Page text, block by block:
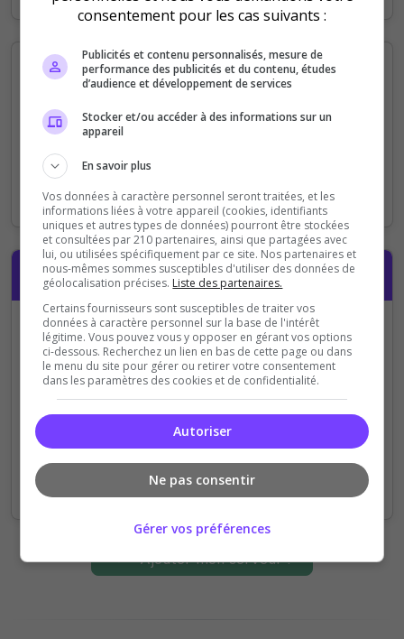
Informations supplémentaires
Chaîne Twitch
https://www.twitch.tv/
Optionnel : ajoutez votre chaîne Twitch pour promouvoir
vos streams
Compte
Avez-vous déjà un compte ?
Je me connecte avec
mon compteTop-
Serveurs
Je crée mon
compte (en 10
secondes)
Ajouter mon serveur !
consentement pour les cas suivants :
Publicités et contenu personnalisés, mesure de
performance des publicités et du contenu, études
d’audience et développement de services
Stocker et/ou accéder à des informations sur un
appareil
En savoir plus
Vos données à caractère personnel seront traitées, et les
informations liées à votre appareil (cookies, identifiants
uniques et autres types de données) pourront être stockées
et consultées par 210 partenaires, ainsi que partagées avec
lui, ou utilisées spécifiquement par ce site. Nos partenaires et
nous-mêmes sommes susceptibles d'utiliser des données de
géolocalisation précises. Liste des partenaires.
Certains fournisseurs sont susceptibles de traiter vos
données à caractère personnel sur la base de l'intérêt
légitime. Vous pouvez vous y opposer en gérant vos options
ci-dessous. Recherchez un lien en bas de cette page ou dans
le menu du site pour gérer ou retirer votre consentement
dans les paramètres des cookies et de confidentialité.
Autoriser
Ne pas consentir
Gérer vos préférences